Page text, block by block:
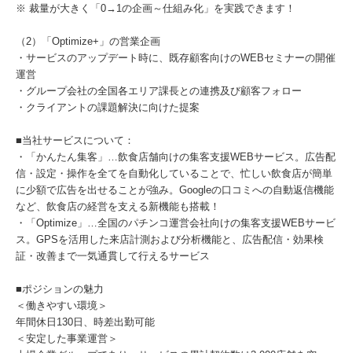
※ 裁量が大きく「0→1の企画～仕組み化」を実践できます！
（2）「Optimize+」の営業企画
・サービスのアップデート時に、既存顧客向けのWEBセミナーの開催
運営
・グループ会社の全国各エリア課長との連携及び顧客フォロー
・クライアントの課題解決に向けた提案
■当社サービスについて：
・「かんたん集客」…飲食店舗向けの集客支援WEBサービス。広告配
信・設定・操作を全てを自動化していることで、忙しい飲食店が簡単
に少額で広告を出せることが強み。Googleの口コミへの自動返信機能
など、飲食店の経営を支える新機能も搭載！
・「Optimize」…全国のパチンコ運営会社向けの集客支援WEBサービ
ス。GPSを活用した来店計測および分析機能と、広告配信・効果検
証・改善まで一気通貫して行えるサービス
■ポジションの魅力
＜働きやすい環境＞
年間休日130日、時差出勤可能
＜安定した事業運営＞